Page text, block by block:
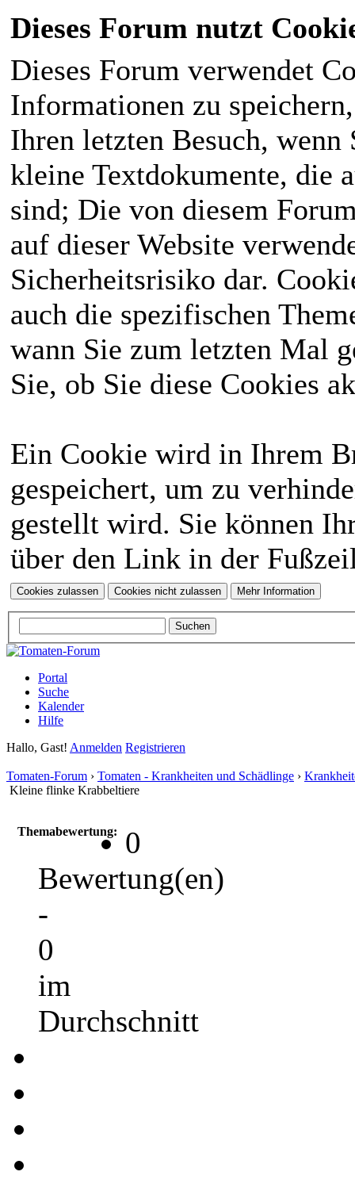
Dieses Forum nutzt
Dieses Forum verwendet
Informationen zu
Ihren letzten Besuch,
kleine Textdokumente, die
sind; Die von diesem
auf dieser Website
Sicherheitsrisiko dar.
auch die spezifischen
wann Sie zum letzten Mal
Sie, ob Sie diese Cookies
Ein Cookie wird in Ihrem
gespeichert, um zu
gestellt wird. Sie können
über den Link in der
Portal
Suche
Kalender
Hilfe
Hallo, Gast! Anmelden Registrieren
Tomaten-Forum › Tomaten - Krankheiten und Schädlinge ›
Kleine flinke Krabbeltiere
Themabewertung:
0
Bewertung(en)
-
0
im
Durchschnitt